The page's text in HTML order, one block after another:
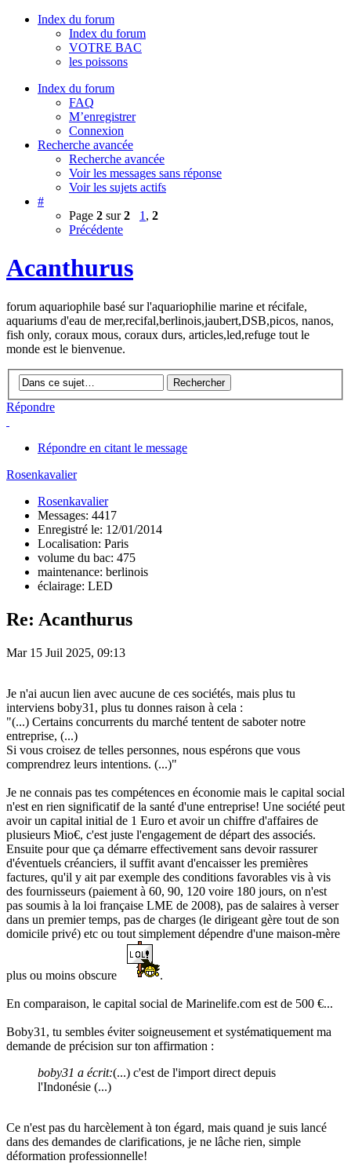
Index du forum
Index du forum
VOTRE BAC
les poissons
Index du forum
FAQ
M’enregistrer
Connexion
Recherche avancée
Recherche avancée
Voir les messages sans réponse
Voir les sujets actifs
#
Page 2 sur2 1 , 2
Précédente
Acanthurus
forum aquariophile basé sur l'aquariophilie marine et récifale,
aquariums d'eau de mer,recifal,berlinois,jaubert,DSB,picos, nanos,
fish only, coraux mous, coraux durs, articles,led,refuge tout le
monde est le bienvenue.
Répondre
Répondre en citant le message
Rosenkavalier
Rosenkavalier
Messages: 4417
Enregistré le: 12/01/2014
Localisation: Paris
volume du bac: 475
maintenance: berlinois
éclairage: LED
Re: Acanthurus
Mar 15 Juil 2025, 09:13
Je n'ai aucun lien avec aucune de ces sociétés, mais plus tu
interviens boby31, plus tu donnes raison à cela :
"(...) Certains concurrents du marché tentent de saboter notre
entreprise, (...)
Si vous croisez de telles personnes, nous espérons que vous
comprendrez leurs intentions. (...)"
Je ne connais pas tes compétences en économie mais le capital social
n'est en rien significatif de la santé d'une entreprise! Une société peut
avoir un capital initial de 1 Euro et avoir un chiffre d'affaires de
plusieurs Mio€, c'est juste l'engagement de départ des associés.
Ensuite pour que ça démarre effectivement sans devoir rassurer
d'éventuels créanciers, il suffit avant d'encaisser les premières
factures, qu'il y ait par exemple des conditions favorables vis à vis
des fournisseurs (paiement à 60, 90, 120 voire 180 jours, on n'est
pas soumis à la loi française LME de 2008), pas de salaires à verser
dans un premier temps, pas de charges (le dirigeant gère tout de son
domicile privé) etc ou tout simplement dépendre d'une maison-mère
plus ou moins obscure .
En comparaison, le capital social de Marinelife.com est de 500 €...
Boby31, tu sembles éviter soigneusement et systématiquement ma
demande de précision sur ton affirmation :
boby31 a écrit:(...) c'est de l'import direct depuis
l'Indonésie (...)
Ce n'est pas du harcèlement à ton égard, mais quand je suis lancé
dans des demandes de clarifications, je ne lâche rien, simple
déformation professionnelle!